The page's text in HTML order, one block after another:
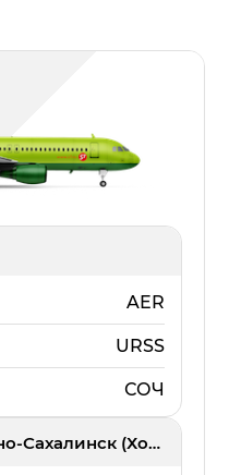
AER
URSS
СОЧ
Южно-Сахалинск (Хомутово)